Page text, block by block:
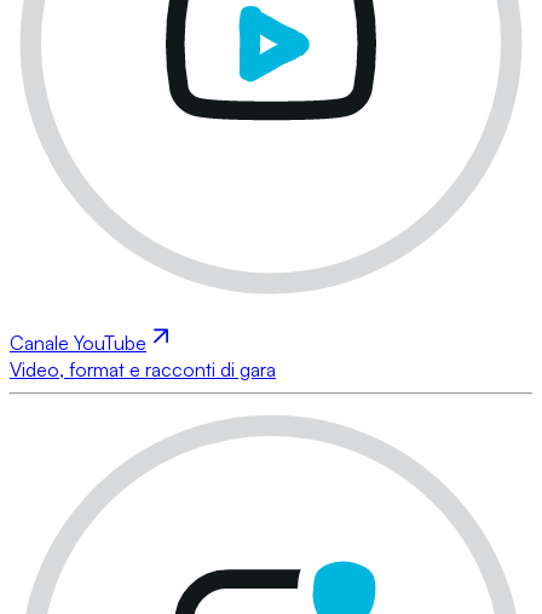
Canale YouTube
Video, format e racconti di gara